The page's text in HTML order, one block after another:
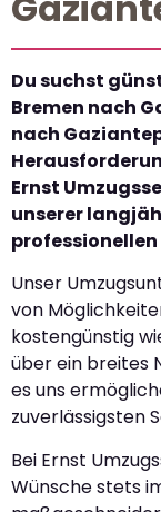
Du suchst
Bremen nach
nach
Ernst
unserer
professionellen
Unser
von
kostengünstig
über ein breites
es uns
zuverlässigsten
Bei Ernst
Wünsche stets